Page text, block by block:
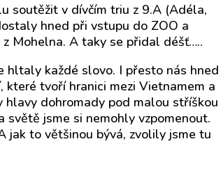
soutěžit v dívčím triu z 9.A (Adéla,
hned při vstupu do ZOO a
Mohelna. A taky se přidal déšť…..
hltaly každé slovo. I přesto nás hned
které tvoří hranici mezi Vietnamem a
hlavy dohromady pod malou stříškou
světě jsme si nemohly vzpomenout.
jak to většinou bývá, zvolily jsme tu